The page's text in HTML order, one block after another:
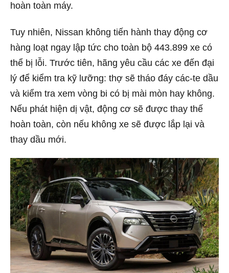
hoàn toàn máy.
Tuy nhiên, Nissan không tiến hành thay động cơ
hàng loạt ngay lập tức cho toàn bộ 443.899 xe có
thể bị lỗi. Trước tiên, hãng yêu cầu các xe đến đại
lý để kiểm tra kỹ lưỡng: thợ sẽ tháo đáy các-te dầu
và kiểm tra xem vòng bi có bị mài mòn hay không.
Nếu phát hiện dị vật, động cơ sẽ được thay thế
hoàn toàn, còn nếu không xe sẽ được lắp lại và
thay dầu mới.